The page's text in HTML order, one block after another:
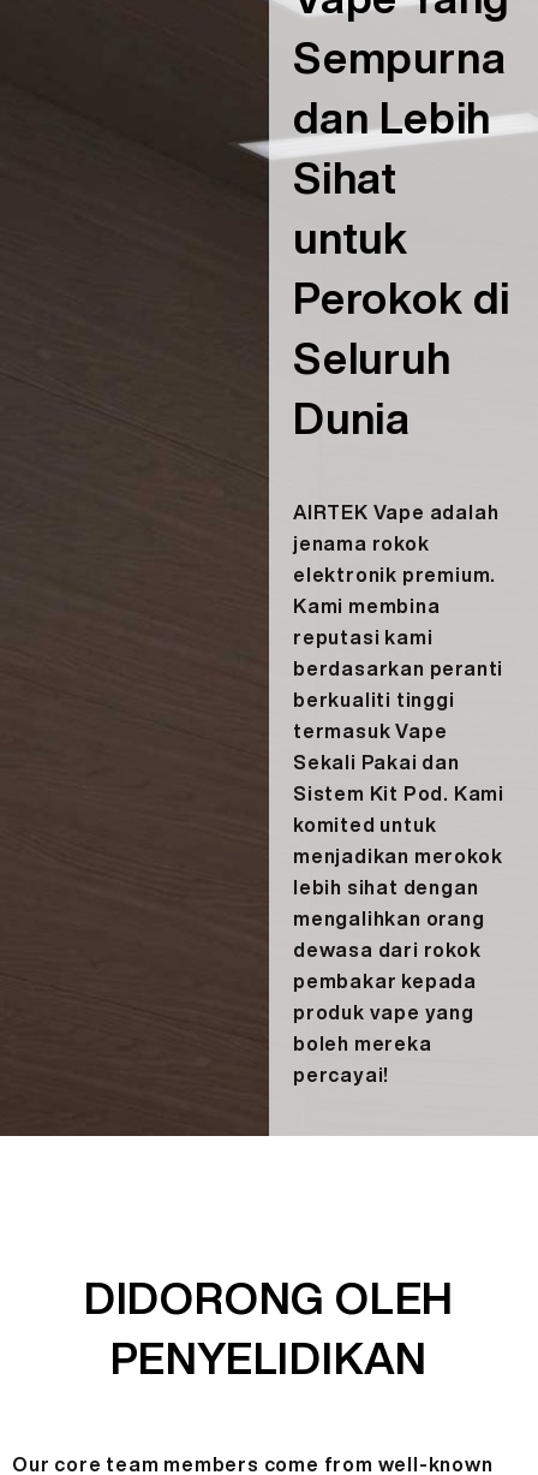
PENYAHVERIFIKASIAN PRODUKSempurna
dan Lebih
Sihat
untuk
Perokok di
Seluruh
Dunia
AIRTEK Vape adalah
jenama rokok
elektronik premium.
Kami membina
reputasi kami
berdasarkan peranti
berkualiti tinggi
termasuk Vape
Sekali Pakai dan
Sistem Kit Pod. Kami
komited untuk
menjadikan merokok
lebih sihat dengan
mengalihkan orang
dewasa dari rokok
pembakar kepada
produk vape yang
boleh mereka
percayai!
DIDORONG OLEH
PENYELIDIKAN
Our core team members come from well-known